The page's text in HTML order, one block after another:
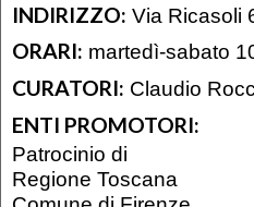
INDIRIZZO: Via Ricasoli
ORARI: martedì-sabato
CURATORI: Claudio
ENTI PROMOTORI:
Patrocinio di
Regione Toscana